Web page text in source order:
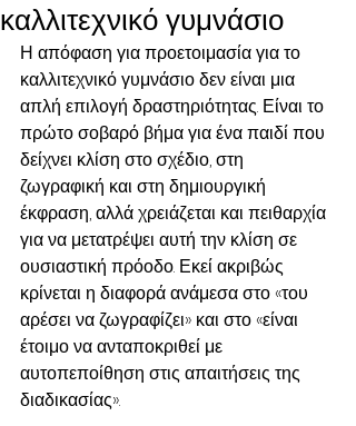
καλλιτεχνικό γυμνάσιο
Η απόφαση για προετοιμασία για το
καλλιτεχνικό γυμνάσιο δεν είναι μια
απλή επιλογή δραστηριότητας. Είναι το
πρώτο σοβαρό βήμα για ένα παιδί που
δείχνει κλίση στο σχέδιο, στη
ζωγραφική και στη δημιουργική
έκφραση, αλλά χρειάζεται και πειθαρχία
για να μετατρέψει αυτή την κλίση σε
ουσιαστική πρόοδο. Εκεί ακριβώς
κρίνεται η διαφορά ανάμεσα στο «του
αρέσει να ζωγραφίζει» και στο «είναι
έτοιμο να ανταποκριθεί με
αυτοπεποίθηση στις απαιτήσεις της
διαδικασίας».